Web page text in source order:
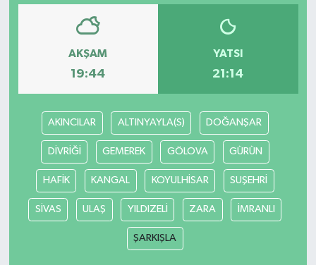
AKŞAM
19:44
YATSI
21:14
AKINCILAR ALTINYAYLA(S) DOĞANŞAR
DİVRİĞİ GEMEREK GÖLOVA GÜRÜN
HAFİK KANGAL KOYULHİSAR SUŞEHRİ
SİVAS ULAŞ YILDIZELİ ZARA İMRANLI
ŞARKIŞLA